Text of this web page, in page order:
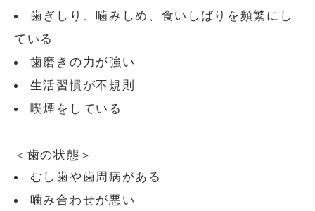
歯ぎしり、噛みしめ、食いしばりを頻繁にし
ている
歯磨きの力が強い
生活習慣が不規則
喫煙をしている
＜歯の状態＞
むし歯や歯周病がある
噛み合わせが悪い